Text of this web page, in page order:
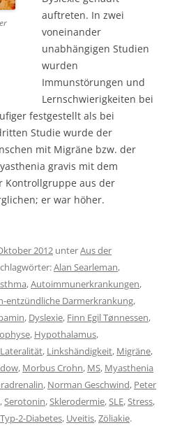
auftreten. In zwei
voneinander
unabhängigen Studien
wurden
Immunstörungen und
Lernschwierigkeiten bei
festgestellt als bei
Studie wurde der
mit Migräne bzw. der
gravis mit dem
Kontrollgruppe aus der
er war höher.
2012 unterAus der
Alan Searleman,
,Autoimmunerkrankungen,
entzündliche Darmerkrankung,
, Dyslexie, Finn Egil Tønnessen,
, Hypothalamus,
Lateralität, Linkshändigkeit, Migräne,
, Morbus Crohn, MS, Myasthenia
, Norman Geschwind, Peter
,Serotonin,Sklerodermie,SLE,Stress,
Typ-2-Diabetes, Uveitis,Zöliakie.